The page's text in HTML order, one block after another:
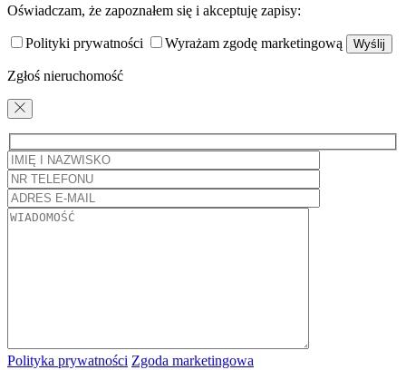
Oświadczam, że zapoznałem się i akceptuję zapisy:
Polityki prywatności Wyrażam zgodę marketingową
Zgłoś nieruchomość
Polityka prywatności Zgoda marketingowa